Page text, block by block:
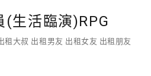
生活臨演)RPG
租大叔 出租男友 出租女友 出租朋友